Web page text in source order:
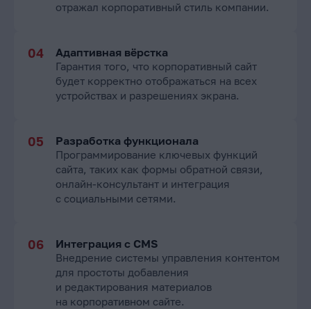
отражал корпоративный стиль компании.
Адаптивная вёрстка
Гарантия того, что корпоративный сайт
будет корректно отображаться на всех
устройствах и разрешениях экрана.
Разработка функционала
Программирование ключевых функций
сайта, таких как формы обратной связи,
онлайн-консультант и интеграция
с социальными сетями.
Интеграция с CMS
Внедрение системы управления контентом
для простоты добавления
и редактирования материалов
на корпоративном сайте.